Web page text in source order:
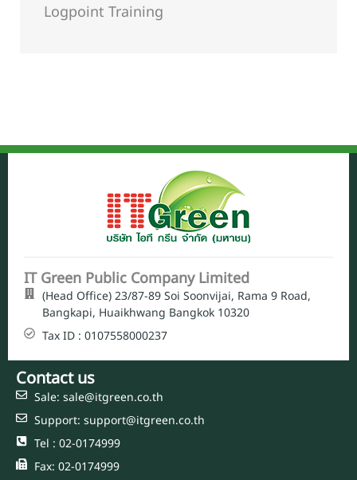
Logpoint Training
IT Green Public Company Limited
(Head Office) 23/87-89 Soi Soonvijai, Rama 9 Road,
Bangkapi, Huaikhwang Bangkok 10320
Tax ID : 0107558000237
Contact us
Sale: sale@itgreen.co.th
Support: support@itgreen.co.th
Tel : 02-0174999
Fax: 02-0174999